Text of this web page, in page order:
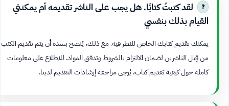
لقد كتبتُ كتابًا. هل يجب على الناشر تقديمه أم يمكنني
القيام بذلك بنفسي
يمكنك تقديم كتابك الخاص للنظر فيه. مع ذلك، يُنصح بشدة أن يتم تقديم الكتب
من قِبل الناشرين لضمان الالتزام بالشروط وتدفق المواد. للاطلاع على معلومات
كاملة حول كيفية تقديم كتاب، يُرجى مراجعة إرشادات التقديم لدينا.